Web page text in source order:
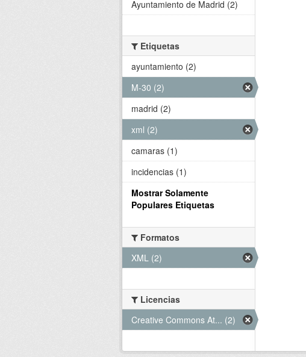
Ayuntamiento de Madrid (2)
Etiquetas
ayuntamiento (2)
M-30 (2)
madrid (2)
xml (2)
camaras (1)
incidencias (1)
Mostrar Solamente
Populares Etiquetas
Formatos
XML (2)
Licencias
Creative Commons At... (2)